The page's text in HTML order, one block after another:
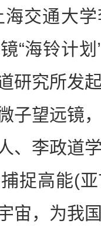
通大学
“海铃计划
研究所发
子望远镜
、李政道
捉高能(
宙，为我